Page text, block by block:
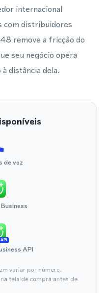
internacional
com distribuidores
remove a fricção do
seu negócio opera
distância dela.
de voz
API
API
variar por número.
tela de compra antes de